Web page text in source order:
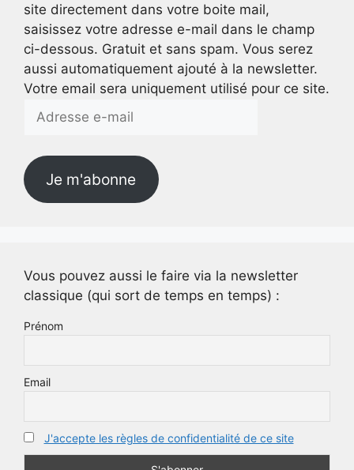
site directement dans votre boite mail,
saisissez votre adresse e-mail dans le champ
ci-dessous. Gratuit et sans spam. Vous serez
aussi automatiquement ajouté à la newsletter.
Votre email sera uniquement utilisé pour ce site.
e-
Je m'abonne
Vous pouvez aussi le faire via la newsletter
classique (qui sort de temps en temps) :
Prénom
Email
J'accepte les règles de confidentialité de ce site